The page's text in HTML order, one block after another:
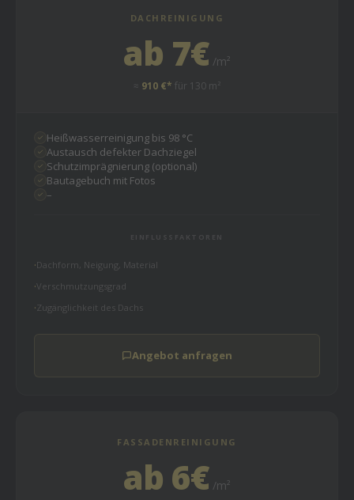
DACHREINIGUNG
ab 7€ /m²
≈ 910 €* für 130 m²
Heißwasserreinigung bis 98 °C
Austausch defekter Dachziegel
Schutzimprägnierung (optional)
Bautagebuch mit Fotos
–
EINFLUSSFAKTOREN
Dachform, Neigung, Material
Verschmutzungsgrad
Zugänglichkeit des Dachs
Angebot anfragen
FASSADENREINIGUNG
ab 6€ /m²